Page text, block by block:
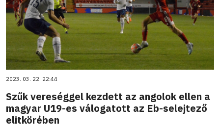
2023. 03. 22. 22:44
Szűk vereséggel kezdett az angolok ellen a
magyar U19-es válogatott az Eb-selejtező
elitkörében